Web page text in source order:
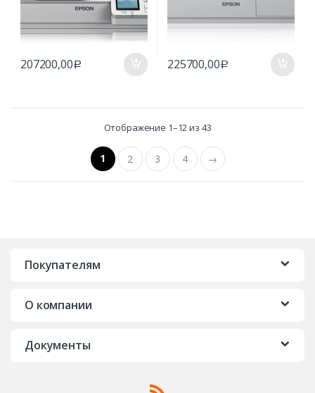
207200,00Р 225700,00Р
Отображение 1–12 из 43
1 2 3 4 →
Покупателям
О компании
Документы